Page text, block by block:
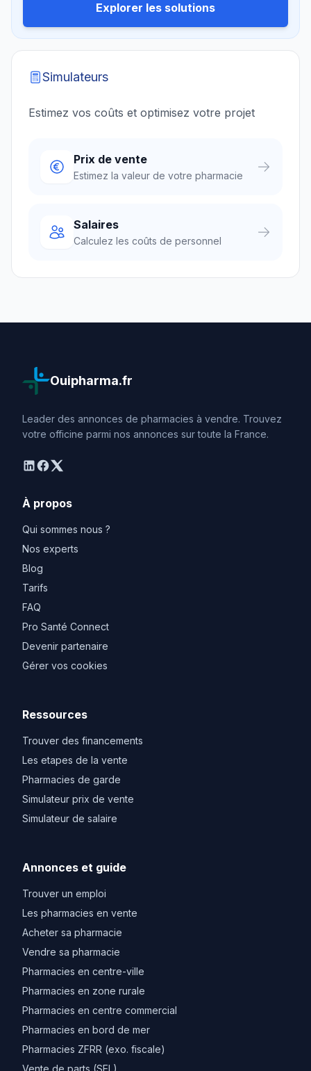
Explorer les solutions
Simulateurs
Estimez vos coûts et optimisez votre projet
Prix de vente
Estimez la valeur de votre pharmacie
Salaires
Calculez les coûts de personnel
Ouipharma.fr
Leader des annonces de pharmacies à vendre. Trouvez
votre officine parmi nos annonces sur toute la France.
linkedin
facebook
twitter
À propos
Qui sommes nous ?
Nos experts
Blog
Tarifs
FAQ
Pro Santé Connect
Devenir partenaire
Gérer vos cookies
Ressources
Trouver des financements
Les etapes de la vente
Pharmacies de garde
Simulateur prix de vente
Simulateur de salaire
Annonces et guide
Trouver un emploi
Les pharmacies en vente
Acheter sa pharmacie
Vendre sa pharmacie
Pharmacies en centre-ville
Pharmacies en zone rurale
Pharmacies en centre commercial
Pharmacies en bord de mer
Pharmacies ZFRR (exo. fiscale)
Vente de parts (SEL)